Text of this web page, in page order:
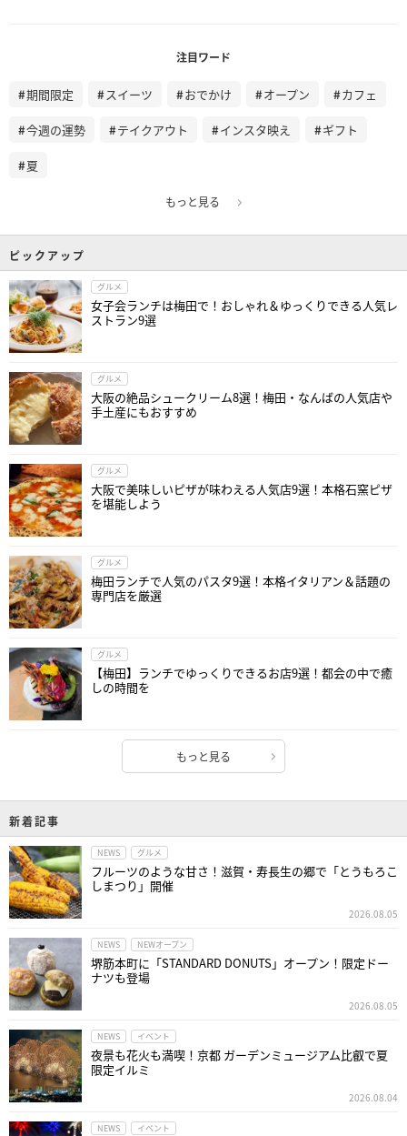
注目ワード
期間限定 スイーツ おでかけ オープン カフェ
今週の運勢 テイクアウト インスタ映え ギフト
夏
もっと見る
ピックアップ
グルメ
女子会ランチは梅田で！おしゃれ＆ゆっくりできる人気レ
ストラン9選
グルメ
大阪の絶品シュークリーム8選！梅田・なんばの人気店や
手土産にもおすすめ
グルメ
大阪で美味しいピザが味わえる人気店9選！本格石窯ピザ
を堪能しよう
グルメ
梅田ランチで人気のパスタ9選！本格イタリアン＆話題の
専門店を厳選
グルメ
【梅田】ランチでゆっくりできるお店9選！都会の中で癒
しの時間を
もっと見る
新着記事
NEWS グルメ
フルーツのような甘さ！滋賀・寿長生の郷で「とうもろこ
しまつり」開催
2026.08.05
NEWS NEWオープン
堺筋本町に「STANDARD DONUTS」オープン！限定ドー
ナツも登場
2026.08.05
NEWS イベント
夜景も花火も満喫！京都 ガーデンミュージアム比叡で夏
限定イルミ
2026.08.04
NEWS イベント